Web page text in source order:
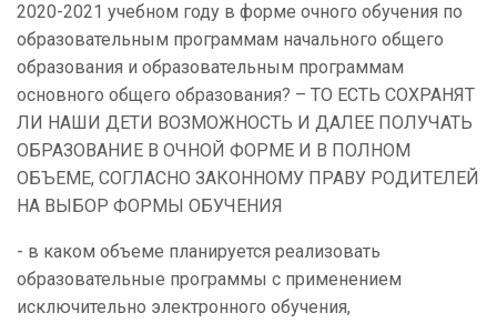
2020-2021 учебном году в форме очного обучения по
образовательным программам начального общего
образования и образовательным программам
основного общего образования? – ТО ЕСТЬ СОХРАНЯТ
ЛИ НАШИ ДЕТИ ВОЗМОЖНОСТЬ И ДАЛЕЕ ПОЛУЧАТЬ
ОБРАЗОВАНИЕ В ОЧНОЙ ФОРМЕ И В ПОЛНОМ
ОБЪЕМЕ, СОГЛАСНО ЗАКОННОМУ ПРАВУ РОДИТЕЛЕЙ
НА ВЫБОР ФОРМЫ ОБУЧЕНИЯ
- в каком объеме планируется реализовать
образовательные программы с применением
исключительно электронного обучения,